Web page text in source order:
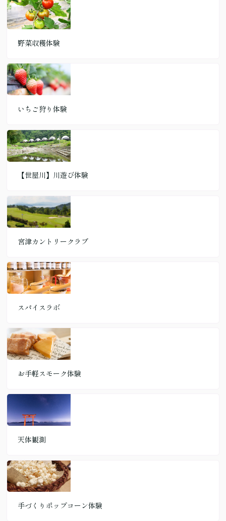
野菜収穫体験
いちご狩り体験
【世屋川】川遊び体験
宮津カントリークラブ
スパイスラボ
お手軽スモーク体験
天体観測
手づくりポップコーン体験